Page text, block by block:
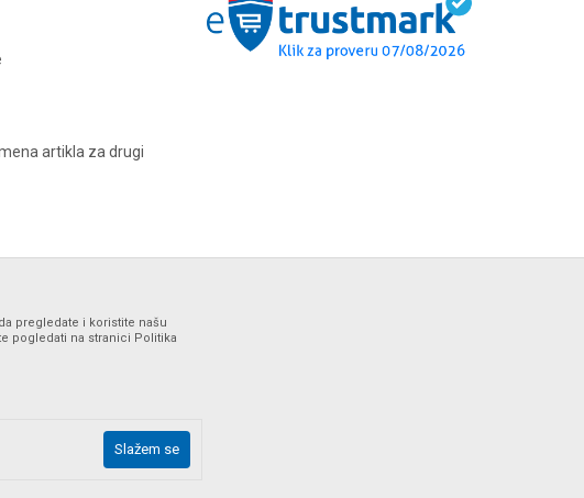
artikla za drugi
kompletne i bez grešaka. Svi artikli prikazani na sajtu su deo naše
na broj podrške web shopa na tel. 064/647-81-86.
pregledate i koristite našu
pogledati na stranici Politika
Slažem se